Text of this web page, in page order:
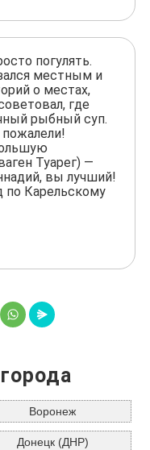
погулять.
местным и
о местах,
где
рыбный суп.
Туарег) —
вы лучший!
по Карельскому
Воронеж
Донецк (ДНР)